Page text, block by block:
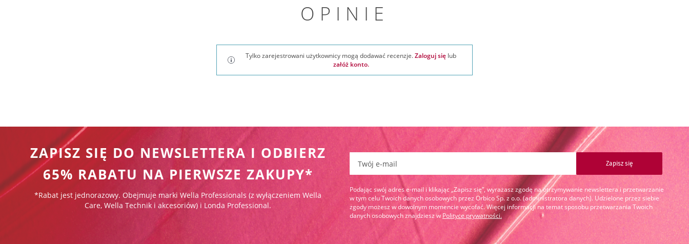
OPINIE
Tylko zarejestrowani użytkownicy mogą dodawać recenzje.Zaloguj się lub
załóż konto.
ZAPISZ SIĘ DO NEWSLETTERA I ODBIERZ
65% RABATU NA PIERWSZE ZAKUPY*
*Rabat jest jednorazowy. Obejmuje marki Wella Professionals (z wyłączeniem Wella
Care, Wella Technik i akcesoriów) i Londa Professional.
Zapisz się
Podając swój adres e-mail i klikając „Zapisz się”, wyrażasz zgodę na otrzymywanie newslettera i przetwarzanie
w tym celu Twoich danych osobowych przez Orbico Sp. z o.o. (administratora danych). Udzielone przez siebie
zgody możesz w dowolnym momencie wycofać. Więcej informacji na temat sposobu przetwarzania Twoich
danych osobowych znajdziesz w Polityce prywatności.